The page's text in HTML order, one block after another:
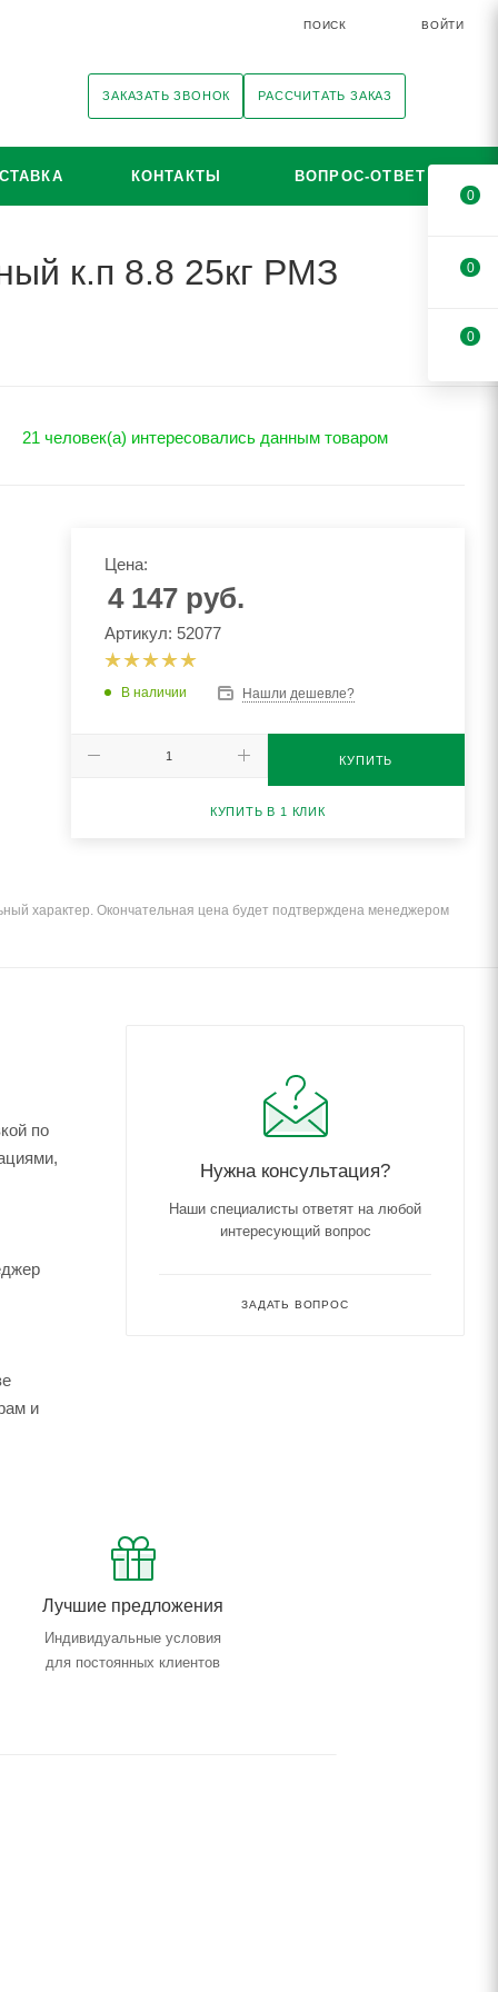
ПОИСК ВОЙТИ
ЗАКАЗАТЬ ЗВОНОК РАССЧИТАТЬ ЗАКАЗ
КОНТАКТЫ ВОПРОС-ОТВЕТ
к.п 8.8 25кг РМЗ
21 человек(а) интересовались данным товаром
Цена:
4 147руб.
Артикул: 52077
В наличии Нашли дешевле?
КУПИТЬ
КУПИТЬ В 1 КЛИК
характер. Окончательная цена будет подтверждена менеджером
по
и
Лучшие предложения
Индивидуальные условия
для постоянных клиентов
Нужна консультация?
Наши специалисты ответят на любой
интересующий вопрос
ЗАДАТЬ ВОПРОС
0
0
0